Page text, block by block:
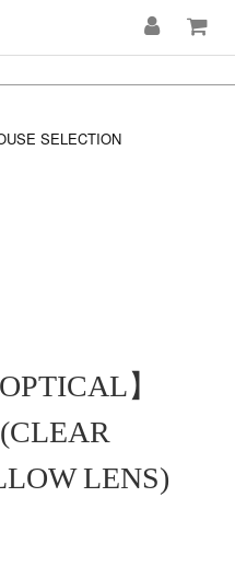
SELECTION
】
LENS)